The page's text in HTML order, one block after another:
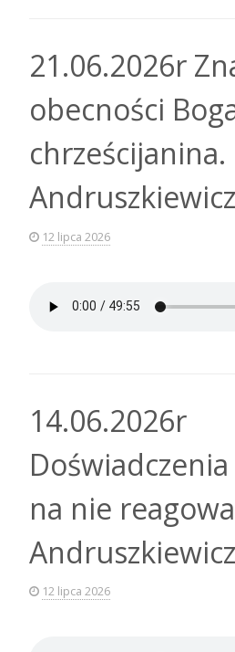
21.06.2026r
obecności
chrześcijanina.
Andruszkiewicz
12 lipca 2026
14.06.2026r
na nie
Andruszkiewicz
12 lipca 2026